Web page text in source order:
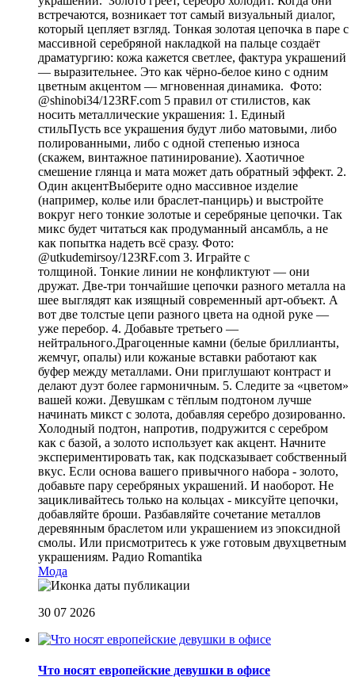
встречаются, возникает тот самый визуальный диалог,
который цепляет взгляд. Тонкая золотая цепочка в паре с
массивной серебряной накладкой на пальце создаёт
драматургию: кожа кажется светлее, фактура украшений
— выразительнее. Это как чёрно-белое кино с одним
цветным акцентом — мгновенная динамика. Фото:
@shinobi34/123RF.com 5 правил от стилистов, как
носить металлические украшения: 1. Единый
стильПусть все украшения будут либо матовыми, либо
полированными, либо с одной степенью износа
(скажем, винтажное патинирование). Хаотичное
смешение глянца и мата может дать обратный эффект. 2.
Один акцентВыберите одно массивное изделие
(например, колье или браслет-панцирь) и выстройте
вокруг него тонкие золотые и серебряные цепочки. Так
микс будет читаться как продуманный ансамбль, а не
как попытка надеть всё сразу. Фото:
@utkudemirsoy/123RF.com 3. Играйте с
толщиной. Тонкие линии не конфликтуют — они
дружат. Две-три тончайшие цепочки разного металла на
шее выглядят как изящный современный арт-объект. А
вот две толстые цепи разного цвета на одной руке —
уже перебор. 4. Добавьте третьего —
нейтрального.Драгоценные камни (белые бриллианты,
жемчуг, опалы) или кожаные вставки работают как
буфер между металлами. Они приглушают контраст и
делают дуэт более гармоничным. 5. Следите за «цветом»
вашей кожи. Девушкам с тёплым подтоном лучше
начинать микст с золота, добавляя серебро дозированно.
Холодный подтон, напротив, подружится с серебром
как с базой, а золото использует как акцент. Начните
экспериментировать так, как подсказывает собственный
вкус. Если основа вашего привычного набора - золото,
добавьте пару серебряных украшений. И наоборот. Не
зацикливайтесь только на кольцах - миксуйте цепочки,
добавляйте броши. Разбавляйте сочетание металлов
деревянным браслетом или украшением из эпоксидной
смолы. Или присмотритесь к уже готовым двухцветным
украшениям. Радио Romantika
Мода
30 07 2026
Что носят европейские девушки в офисе